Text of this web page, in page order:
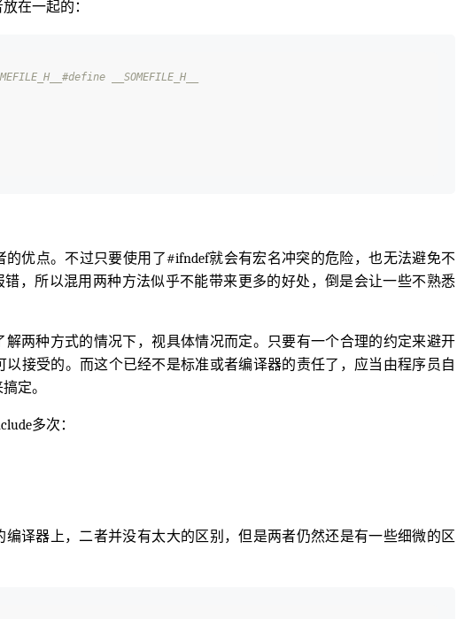
在一起的：
#define __SOMEFILE_H__
的优点。不过只要使用了#ifndef就会有宏名冲突的危险，也无法避免不
错，所以混用两种方法似乎不能带来更多的好处，倒是会让一些不熟悉
解两种方式的情况下，视具体情况而定。只要有一个合理的约定来避开
接受的。而这个已经不是标准或者编译器的责任了，应当由程序员自
定。
多次：
编译器上，二者并没有太大的区别，但是两者仍然还是有一些细微的区